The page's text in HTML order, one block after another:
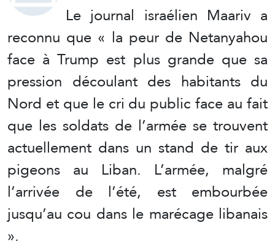
Le journal israélien Maariv a
reconnu que « la peur de Netanyahou
face à Trump est plus grande que sa
pression découlant des habitants du
Nord et que le cri du public face au fait
que les soldats de l’armée se trouvent
actuellement dans un stand de tir aux
pigeons au Liban. L’armée, malgré
l’arrivée de l’été, est embourbée
jusqu’au cou dans le marécage libanais
».